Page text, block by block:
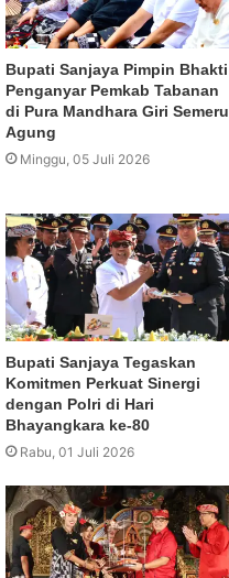
Bupati Sanjaya Pimpin Bhakti
Penganyar Pemkab Tabanan
di Pura Mandhara Giri Semeru
Agung
Minggu, 05 Juli 2026
Bupati Sanjaya Tegaskan
Komitmen Perkuat Sinergi
dengan Polri di Hari
Bhayangkara ke-80
Rabu, 01 Juli 2026